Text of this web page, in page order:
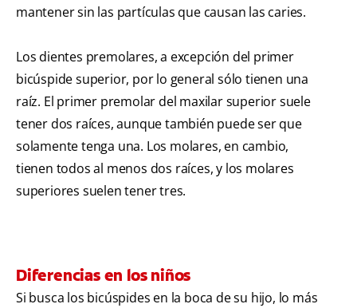
mantener sin las partículas que causan las caries.
Los dientes premolares, a excepción del primer
bicúspide superior, por lo general sólo tienen una
raíz. El primer premolar del maxilar superior suele
tener dos raíces, aunque también puede ser que
solamente tenga una. Los molares, en cambio,
tienen todos al menos dos raíces, y los molares
superiores suelen tener tres.
Diferencias en los niños
Si busca los bicúspides en la boca de su hijo, lo más